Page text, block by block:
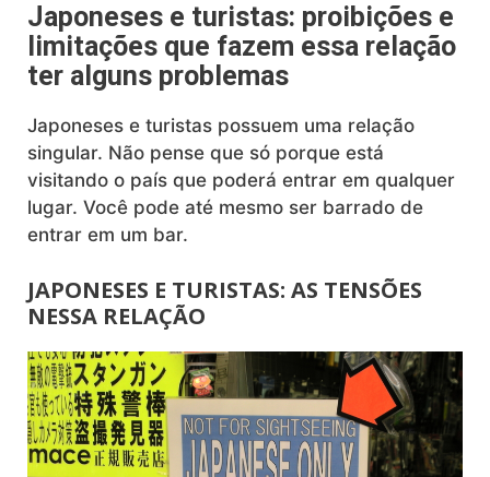
Japoneses e turistas: proibições e
limitações que fazem essa relação
ter alguns problemas
Japoneses e turistas possuem uma relação
singular. Não pense que só porque está
visitando o país que poderá entrar em qualquer
lugar. Você pode até mesmo ser barrado de
entrar em um bar.
JAPONESES E TURISTAS: AS TENSÕES
NESSA RELAÇÃO